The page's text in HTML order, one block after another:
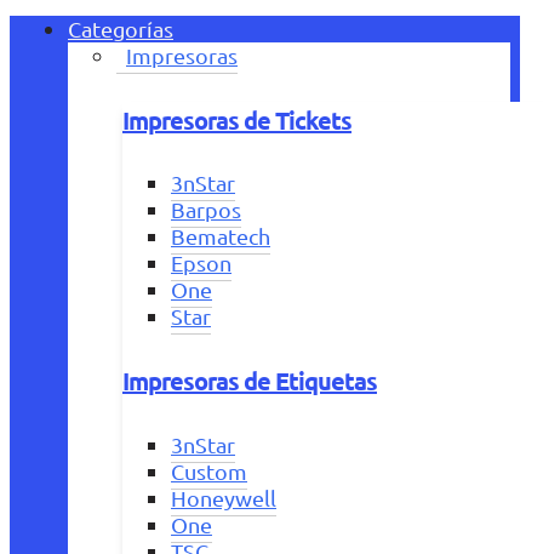
Categorías
Impresoras
Impresoras de Tickets
3nStar
Barpos
Bematech
Epson
One
Star
Impresoras de Etiquetas
3nStar
Custom
Honeywell
One